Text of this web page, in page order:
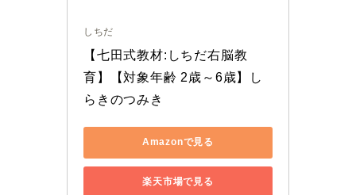
しちだ
【七田式教材:しちだ右脳教
育】【対象年齢 2歳～6歳】し
らきのつみき
Amazonで見る
楽天市場で見る